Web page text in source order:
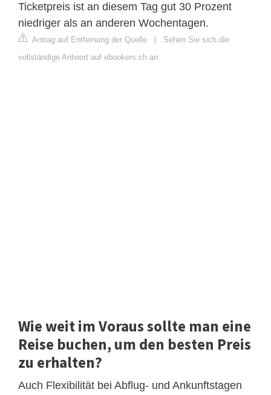
Ticketpreis ist an diesem Tag gut 30 Prozent
niedriger als an anderen Wochentagen.
Antrag auf Entfernung der Quelle
Sehen Sie sich die
vollständige Antwort auf ebookers.ch an
Wie weit im Voraus sollte man eine
Reise buchen, um den besten Preis
zu erhalten?
Auch Flexibilität bei Abflug- und Ankunftstagen